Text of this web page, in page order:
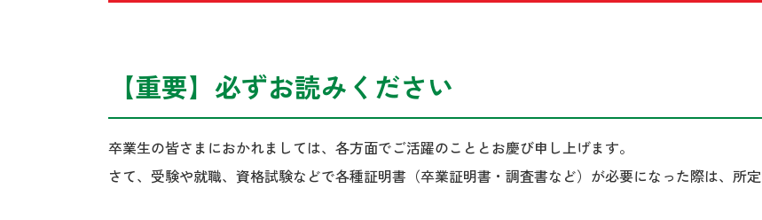
【重要】必ずお読みください
卒業生の皆さまにおかれましては、各方面でご活躍のこととお慶び申し上げます。
さて、受験や就職、資格試験などで各種証明書（卒業証明書・調査書など）が必要になった際は、所